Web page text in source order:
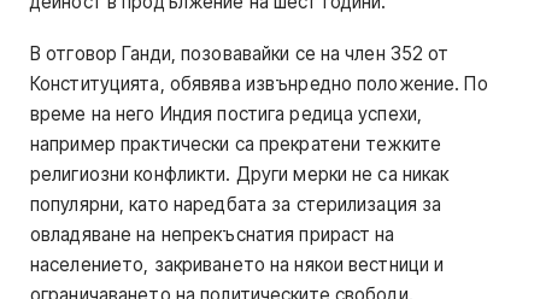
В отговор Ганди, позовавайки се на член 352 от
Конституцията, обявява извънредно положение. По
време на него Индия постига редица успехи,
например практически са прекратени тежките
религиозни конфликти. Други мерки не са никак
популярни, като наредбата за стерилизация за
овладяване на непрекъснатия прираст на
населението, закриването на някои вестници и